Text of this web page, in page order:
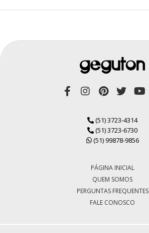
(51) 3723-4314
(51) 3723-6730
(51) 99878-9856
PÁGINA INICIAL
QUEM SOMOS
PERGUNTAS FREQUENTES
FALE CONOSCO